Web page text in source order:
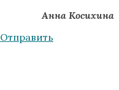
Анна Косихина
Отправить